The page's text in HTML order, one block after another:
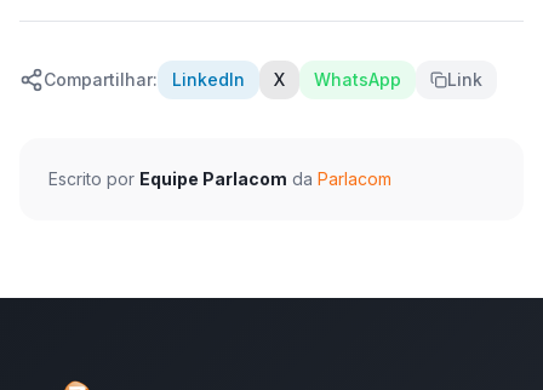
Compartilhar: LinkedIn X WhatsApp Link
Escrito por Equipe Parlacom da Parlacom